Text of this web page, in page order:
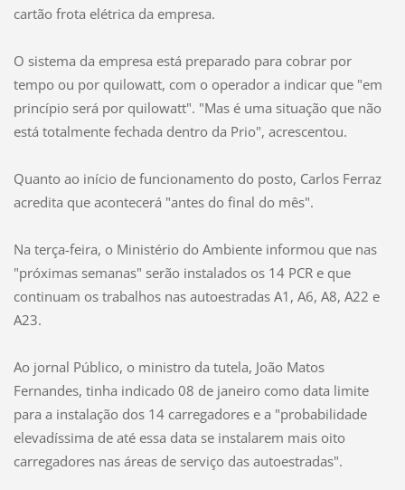
cartão frota elétrica da empresa.
O sistema da empresa está preparado para cobrar por
tempo ou por quilowatt, com o operador a indicar que "em
princípio será por quilowatt". "Mas é uma situação que não
está totalmente fechada dentro da Prio", acrescentou.
Quanto ao início de funcionamento do posto, Carlos Ferraz
acredita que acontecerá "antes do final do mês".
Na terça-feira, o Ministério do Ambiente informou que nas
"próximas semanas" serão instalados os 14 PCR e que
continuam os trabalhos nas autoestradas A1, A6, A8, A22 e
A23.
Ao jornal Público, o ministro da tutela, João Matos
Fernandes, tinha indicado 08 de janeiro como data limite
para a instalação dos 14 carregadores e a "probabilidade
elevadíssima de até essa data se instalarem mais oito
carregadores nas áreas de serviço das autoestradas".